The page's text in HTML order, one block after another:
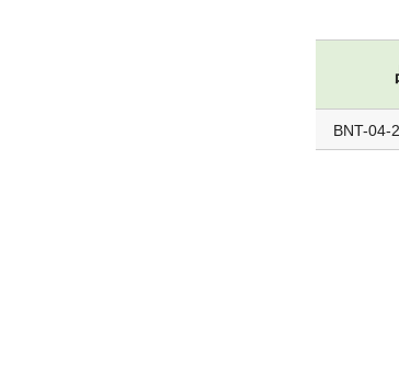
BNT-04-